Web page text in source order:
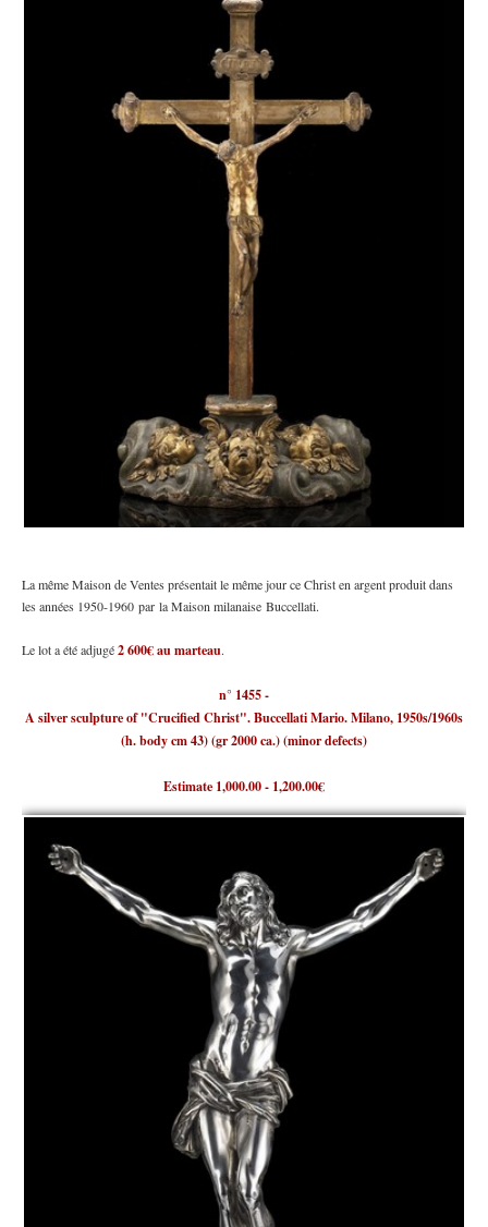
La même Maison de Ventes présentait le même jour ce Christ en argent produit dans
les années 1950-1960 par la Maison milanaise Buccellati.
Le lot a été adjugé2 600€ au marteau.
n° 1455 -
A silver sculpture of "Crucified Christ". Buccellati Mario. Milano, 1950s/1960s
(h. body cm 43) (gr 2000 ca.) (minor defects)
Estimate 1,000.00 - 1,200.00€